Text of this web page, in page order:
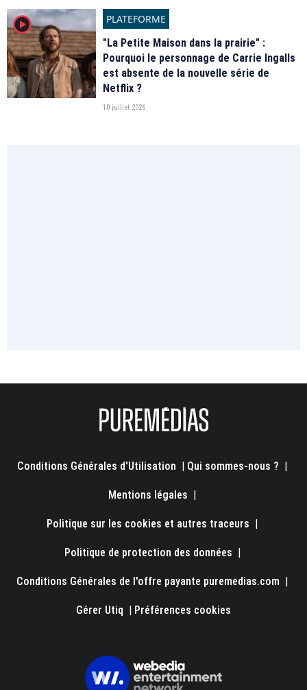
player2
PLATEFORME
"La Petite Maison dans la prairie" :
Pourquoi le personnage de Carrie Ingalls
est absente de la nouvelle série de
Netflix ?
10 juillet 2026
Conditions Générales d'Utilisation Qui sommes-nous ?
Mentions légales
Politique sur les cookies et autres traceurs
Politique de protection des données
Conditions Générales de l'offre payante puremedias.com
Gérer Utiq Préférences cookies